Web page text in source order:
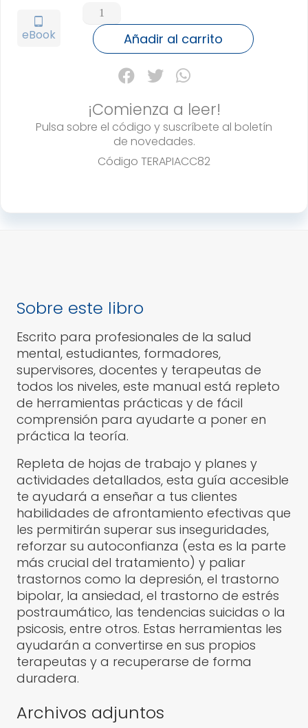
eBook
TERAPIA
COGNITIVO
CONDUCTUAL.
GUIA
COMPLETA
cantidad
Añadir al carrito
¡Comienza a leer!
Pulsa sobre el código y suscríbete al boletín
de novedades.
Código TERAPIACC82
Sobre este libro
Escrito para profesionales de la salud
mental, estudiantes, formadores,
supervisores, docentes y terapeutas de
todos los niveles, este manual está repleto
de herramientas prácticas y de fácil
comprensión para ayudarte a poner en
práctica la teoría.
Repleta de hojas de trabajo y planes y
actividades detallados, esta guía accesible
te ayudará a enseñar a tus clientes
habilidades de afrontamiento efectivas que
les permitirán superar sus inseguridades,
reforzar su autoconfianza (esta es la parte
más crucial del tratamiento) y paliar
trastornos como la depresión, el trastorno
bipolar, la ansiedad, el trastorno de estrés
postraumático, las tendencias suicidas o la
psicosis, entre otros. Estas herramientas les
ayudarán a convertirse en sus propios
terapeutas y a recuperarse de forma
duradera.
Archivos adjuntos